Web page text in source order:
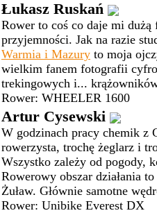
Łukasz Ruskań
Rower to coś co daje mi
przyjemności. Jak na razie
Warmia i Mazury to moja
wielkim fanem fotografii
trekingowych i...
Rower: WHEELER 1600
Artur Cysewski
W godzinach pracy chemik z
rowerzysta, trochę żeglarz i
Wszystko zależy od pogody,
Rowerowy obszar działania
Żuław. Głównie samotne
Rower: Unibike Everest DX